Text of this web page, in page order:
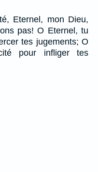
Eternel, mon Dieu,
pas! O Eternel, tu
tes jugements; O
pour infliger tes